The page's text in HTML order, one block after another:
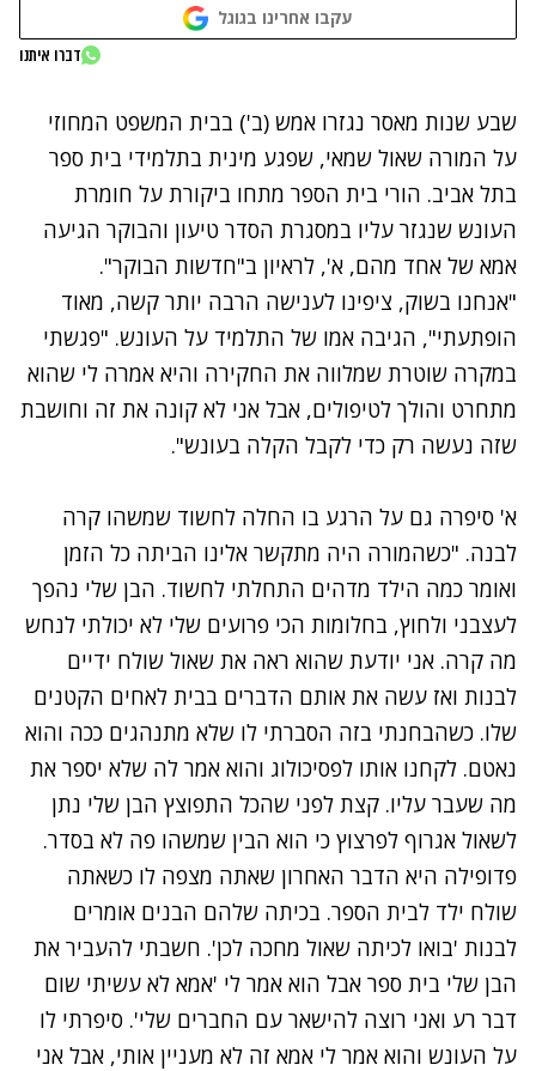
עקבו אחרינו בגוגל
נתקלנו בבעיה
דברו איתנו
שבע שנות מאסר נגזרו אמש (ב') בבית המשפט המחוזי
על המורה שאול שמאי, שפגע מינית בתלמידי בית ספר
בתל אביב. הורי בית הספר מתחו ביקורת על חומרת
העונש שנגזר עליו במסגרת הסדר טיעון והבוקר הגיעה
אמא של אחד מהם, א', לראיון ב"חדשות הבוקר".
"אנחנו בשוק, ציפינו לענישה הרבה יותר קשה, מאוד
הופתעתי", הגיבה אמו של התלמיד על העונש. "פגשתי
במקרה שוטרת שמלווה את החקירה והיא אמרה לי שהוא
מתחרט והולך לטיפולים, אבל אני לא קונה את זה וחושבת
שזה נעשה רק כדי לקבל הקלה בעונש".
א' סיפרה גם על הרגע בו החלה לחשוד שמשהו קרה
לבנה. "כשהמורה היה מתקשר אלינו הביתה כל הזמן
ואומר כמה הילד מדהים התחלתי לחשוד. הבן שלי נהפך
לעצבני ולחוץ, בחלומות הכי פרועים שלי לא יכולתי לנחש
מה קרה. אני יודעת שהוא ראה את שאול שולח ידיים
לבנות ואז עשה את אותם הדברים בבית לאחים הקטנים
שלו. כשהבחנתי בזה הסברתי לו שלא מתנהגים ככה והוא
נאטם. לקחנו אותו לפסיכולוג והוא אמר לה שלא יספר את
מה שעבר עליו. קצת לפני שהכל התפוצץ הבן שלי נתן
לשאול אגרוף לפרצוץ כי הוא הבין שמשהו פה לא בסדר.
פדופילה היא הדבר האחרון שאתה מצפה לו כשאתה
שולח ילד לבית הספר. בכיתה שלהם הבנים אומרים
לבנות 'בואו לכיתה שאול מחכה לכן'. חשבתי להעביר את
הבן שלי בית ספר אבל הוא אמר לי 'אמא לא עשיתי שום
דבר רע ואני רוצה להישאר עם החברים שלי'. סיפרתי לו
על העונש והוא אמר לי אמא זה לא מעניין אותי, אבל אני